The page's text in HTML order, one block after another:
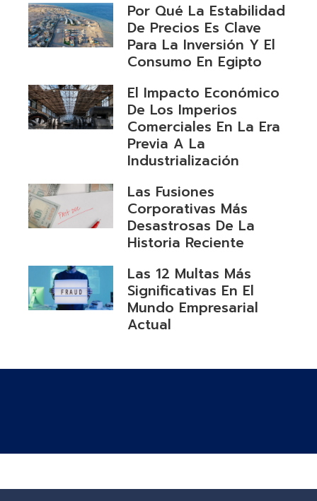
Por Qué La Estabilidad
De Precios Es Clave
Para La Inversión Y El
Consumo En Egipto
El Impacto Económico
De Los Imperios
Comerciales En La Era
Previa A La
Industrialización
Las Fusiones
Corporativas Más
Desastrosas De La
Historia Reciente
Las 12 Multas Más
Significativas En El
Mundo Empresarial
Actual